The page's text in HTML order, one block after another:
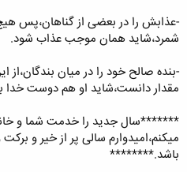
-عذابش را در بعضی از گناهان،پس
شمرد،شاید همان موجب عذاب شود.
-بنده صالح خود را در میان
مقدار دانست،شاید او هم دوست خدا
*******سال جدید را خدمت شما و
میکنم،امیدوارم سالی پر از خیر و
باشد.********